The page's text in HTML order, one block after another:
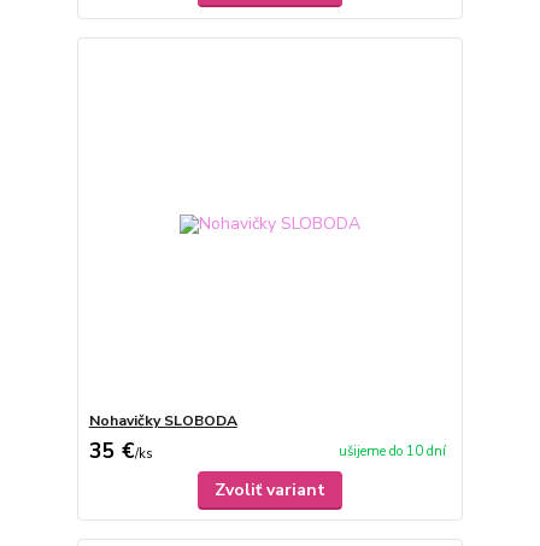
Nohavičky SLOBODA
35 €/ks ušijeme do 10 dní
Zvoliť variant